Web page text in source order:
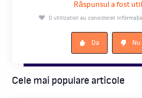
Răspunsul a fost
0 utilizatori au considerat
Da Nu
Cele mai populare articole